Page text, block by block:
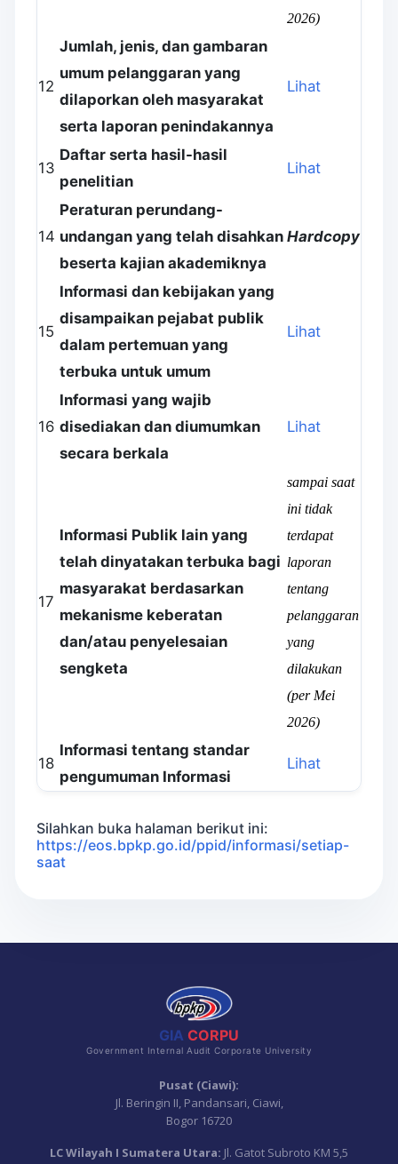
2026)
12
Jumlah, jenis, dan gambaran
umum pelanggaran yang
dilaporkan oleh masyarakat
serta laporan penindakannya
Lihat
13
Daftar serta hasil-hasil
penelitian
Lihat
14
Peraturan perundang-
undangan yang telah disahkan
beserta kajian akademiknya
Hardcopy
15
Informasi dan kebijakan yang
disampaikan pejabat publik
dalam pertemuan yang
terbuka untuk umum
Lihat
16
Informasi yang wajib
disediakan dan diumumkan
secara berkala
Lihat
17
Informasi Publik lain yang
telah dinyatakan terbuka bagi
masyarakat berdasarkan
mekanisme keberatan
dan/atau penyelesaian
sengketa
sampai saat
ini tidak
terdapat
laporan
tentang
pelanggaran
yang
dilakukan
(per Mei
2026)
18
Informasi tentang standar
pengumuman Informasi
Lihat
Silahkan buka halaman berikut ini:
https://eos.bpkp.go.id/ppid/informasi/setiap-
saat
GIA CORPU
Government Internal Audit Corporate University
Pusat (Ciawi):
Jl. Beringin II, Pandansari, Ciawi,
Bogor 16720
LC Wilayah I Sumatera Utara: Jl. Gatot Subroto KM 5,5